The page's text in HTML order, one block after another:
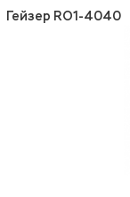
Гейзер RO1-4040